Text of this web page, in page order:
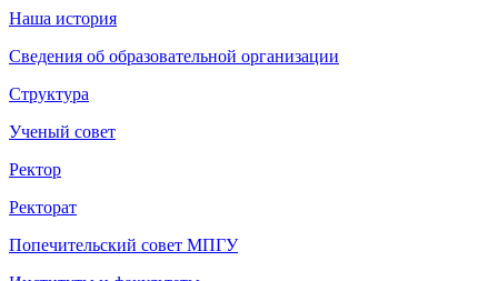
Наша история
Сведения об образовательной организации
Структура
Ученый совет
Ректор
Ректорат
Попечительский совет МПГУ